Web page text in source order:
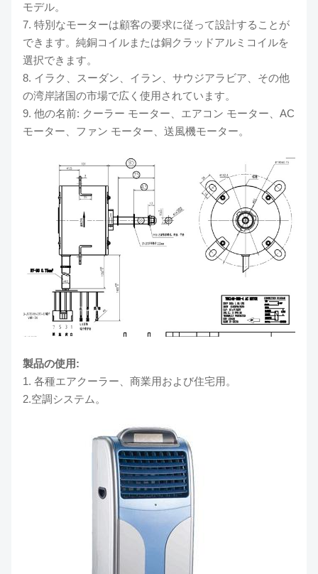
モデル。
7. 特別なモーターは顧客の要求に従って設計することが
できます。純銅コイルまたは銅クラッドアルミコイルを
選択できます。
8. イラク、スーダン、イラン、サウジアラビア、その他
の湾岸諸国の市場で広く使用されています。
9. 他の名前: クーラー モーター、エアコン モーター、AC
モーター、ファン モーター、送風機モーター。
製品の使用:
1. 各種エアクーラー、 商業用および住宅用。
2.空調システム。